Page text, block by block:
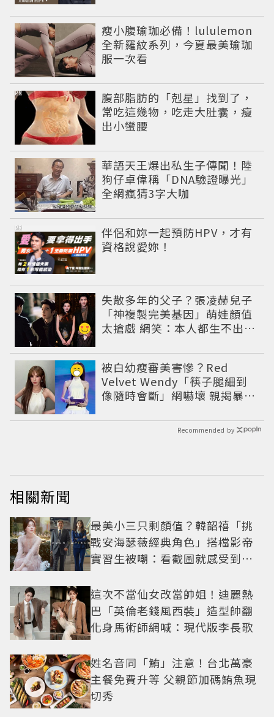
瘦小腹瑜珈必備！lululemon
全新羅紋系列，今夏最美瑜珈
服一次看
腹部脂肪的「剋星」找到了，
常吃這幾物，吃走大肚囊，瘦
出小蠻腰
PR
華語天王爆出私生子傳聞！陸
狗仔卓偉稱「DNA驗證曝光」
全網瘋猜3字大咖
伴侶和妳一起預防HPV，才有
資格說愛妳！
PR
失散多年的父子？張凌赫兒子
「神複製完美基因」萌娃顏值
太搶戲 網笑：本人都生不出這
被白幼瘦審美害慘？Red
Velvet Wendy「筷子腿細到
像隨時會斷」網嚇壞 親揭暴瘦
Recommended by
相關新聞
最美小三只剩顏值？韓韶禧「挑
戰安海瑟薇經典角色」搭檔影帝
實習生被嘲：看截圖就感受到演
這次不當仙女改當帥姐！迪麗熱
巴「英倫老錢風西裝」造型帥翻
化身馬術師網喊：現代版李長歌
姓名音同「鮪」注意！台北萬豪
主餐免費升等 父親節加碼鮪魚現
切秀